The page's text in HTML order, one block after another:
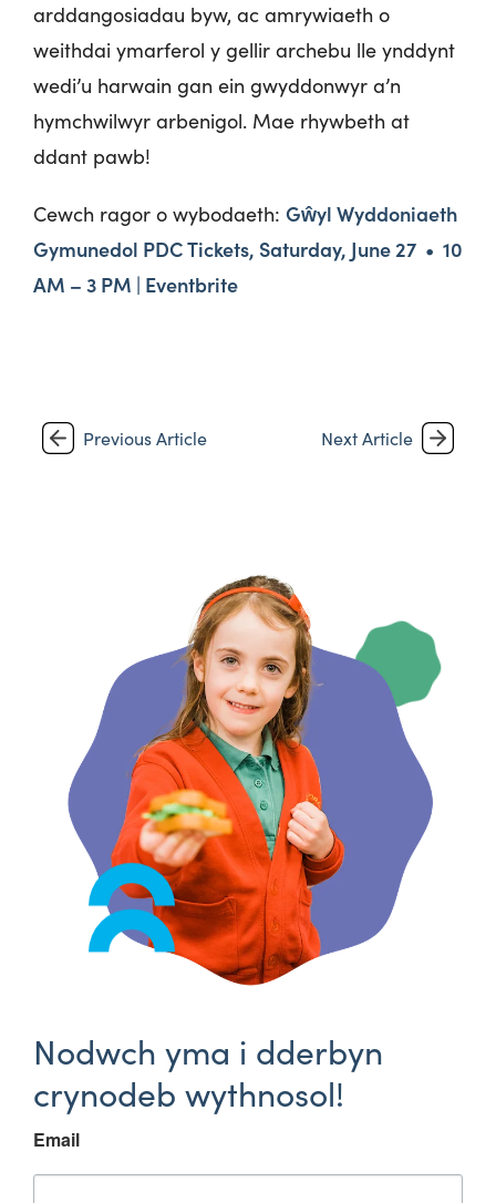
arddangosiadau byw, ac amrywiaeth o
weithdai ymarferol y gellir archebu lle ynddynt
wedi’u harwain gan ein gwyddonwyr a’n
hymchwilwyr arbenigol. Mae rhywbeth at
ddant pawb!
Cewch ragor o wybodaeth: Gŵyl Wyddoniaeth
Gymunedol PDC Tickets, Saturday, June 27 • 10
AM – 3 PM | Eventbrite
Previous Article Next Article
Nodwch yma i dderbyn
crynodeb wythnosol!
Email